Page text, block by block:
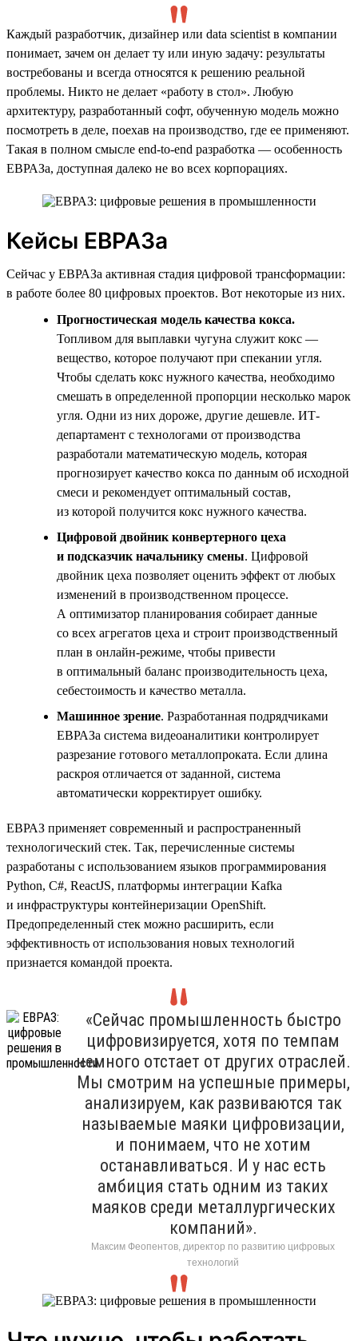
Каждый разработчик, дизайнер или data scientist в компании
понимает, зачем он делает ту или иную задачу: результаты
востребованы и всегда относятся к решению реальной
проблемы. Никто не делает «работу в стол». Любую
архитектуру, разработанный софт, обученную модель можно
посмотреть в деле, поехав на производство, где ее применяют.
Такая в полном смысле end-to-end разработка — особенность
ЕВРАЗа, доступная далеко не во всех корпорациях.
Кейсы ЕВРАЗа
Сейчас у ЕВРАЗа активная стадия цифровой трансформации:
в работе более 80 цифровых проектов. Вот некоторые из них.
Прогностическая модель качества кокса.
Топливом для выплавки чугуна служит кокс —
вещество, которое получают при спекании угля.
Чтобы сделать кокс нужного качества, необходимо
смешать в определенной пропорции несколько марок
угля. Одни из них дороже, другие дешевле. ИТ-
департамент с технологами от производства
разработали математическую модель, которая
прогнозирует качество кокса по данным об исходной
смеси и рекомендует оптимальный состав,
из которой получится кокс нужного качества.
Цифровой двойник конвертерного цеха
и подсказчик начальнику смены. Цифровой
двойник цеха позволяет оценить эффект от любых
изменений в производственном процессе.
А оптимизатор планирования собирает данные
со всех агрегатов цеха и строит производственный
план в онлайн-режиме, чтобы привести
в оптимальный баланс производительность цеха,
себестоимость и качество металла.
Машинное зрение. Разработанная подрядчиками
ЕВРАЗа система видеоаналитики контролирует
разрезание готового металлопроката. Если длина
раскроя отличается от заданной, система
автоматически корректирует ошибку.
ЕВРАЗ применяет современный и распространенный
технологический стек. Так, перечисленные системы
разработаны с использованием языков программирования
Python, С#, ReactJS, платформы интеграции Kafka
и инфраструктуры контейнеризации OpenShift.
Предопределенный стек можно расширить, если
эффективность от использования новых технологий
признается командой проекта.
«Сейчас промышленность быстро
цифровизируется, хотя по темпам
немного отстает от других отраслей.
Мы смотрим на успешные примеры,
анализируем, как развиваются так
называемые маяки цифровизации,
и понимаем, что не хотим
останавливаться. И у нас есть
амбиция стать одним из таких
маяков среди металлургических
компаний».
Максим Феопентов, директор по развитию цифровых
технологий